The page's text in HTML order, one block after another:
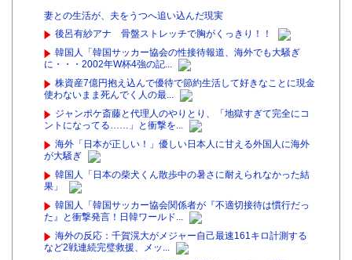
妻との生活が、夫をうつへ追い込んだ現実
後呂有紗アナ 骨盤ストレッチで胸がくっきり！！
韓国人「韓国サッカー協会の性接待報道、海外でも大騒ぎ
に・・・2002年W杯4強の記...
株資産7億円抱え込んで優待で節約生活して好きなことに現金
使わないまま死んでく人の最...
ジャンポケ斎藤と代理人のやりとり、「地獄すぎて完全にコ
ントになってる……」と衝撃を...
海外「日本が正しい！」優しい日本人に甘える外国人に海外
が大騒ぎ
韓国人「日本の柴犬くん散歩中の暑さに耐えられなかった結
果」
韓国人「韓国サッカー協会関係者が『不適切接待は慣行だっ
た』と衝撃発言！日韓ワールド...
海外の反応：千賀滉大がメジャー自己最速161キロ計測する
など2戦連続完璧救援、メッ...